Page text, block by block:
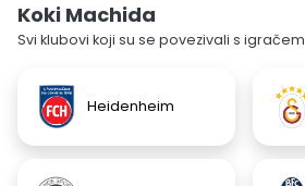
Koki Machida
Svi klubovi koji su se povezivali s igračem
Heidenheim